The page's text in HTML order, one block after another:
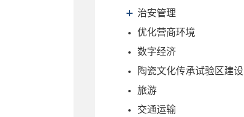
治安管理
优化营商环境
数字经济
陶瓷文化传承试验区建设
旅游
交通运输